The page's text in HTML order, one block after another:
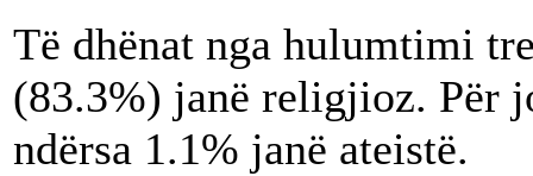
Të dhënat nga hulumtimi
(83.3%) janë religjioz. Për
ndërsa 1.1% janë ateistë.